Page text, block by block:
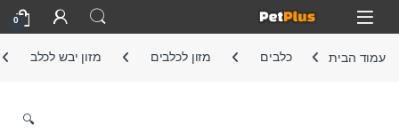
Skip to navigation
Skip to content
Open
0
עמוד הבית כלבים מזון לכלבים מזון יבש לכלב
🔍